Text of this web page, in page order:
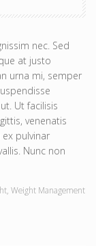
nec. Sed
at justo
urna mi, semper
Ut facilisis
venenatis
pulvinar
Nunc non
Weight Management